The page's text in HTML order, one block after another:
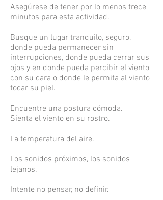
Asegúrese de tener por lo menos trece
minutos para esta actividad.
Busque un lugar tranquilo, seguro,
donde pueda permanecer sin
interrupciones, donde pueda cerrar sus
ojos y en donde pueda percibir el viento
con su cara o donde le permita al viento
tocar su piel.
Encuentre una postura cómoda.
Sienta el viento en su rostro.
La temperatura del aire.
Los sonidos próximos, los sonidos
lejanos.
Intente no pensar, no definir.